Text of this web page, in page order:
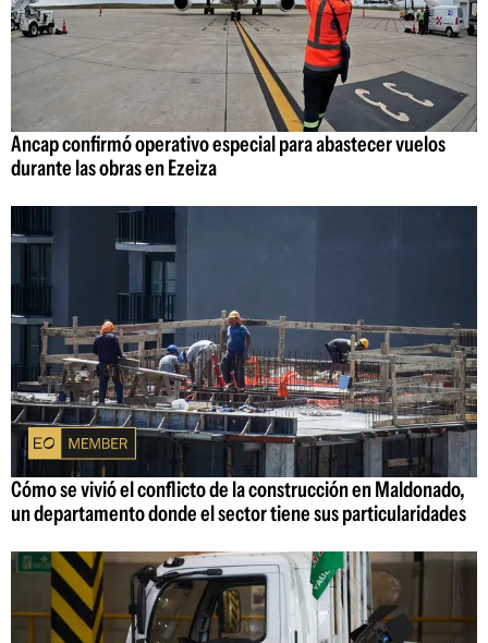
Ancap confirmó operativo especial para abastecer vuelos
durante las obras en Ezeiza
Cómo se vivió el conflicto de la construcción en Maldonado,
un departamento donde el sector tiene sus particularidades